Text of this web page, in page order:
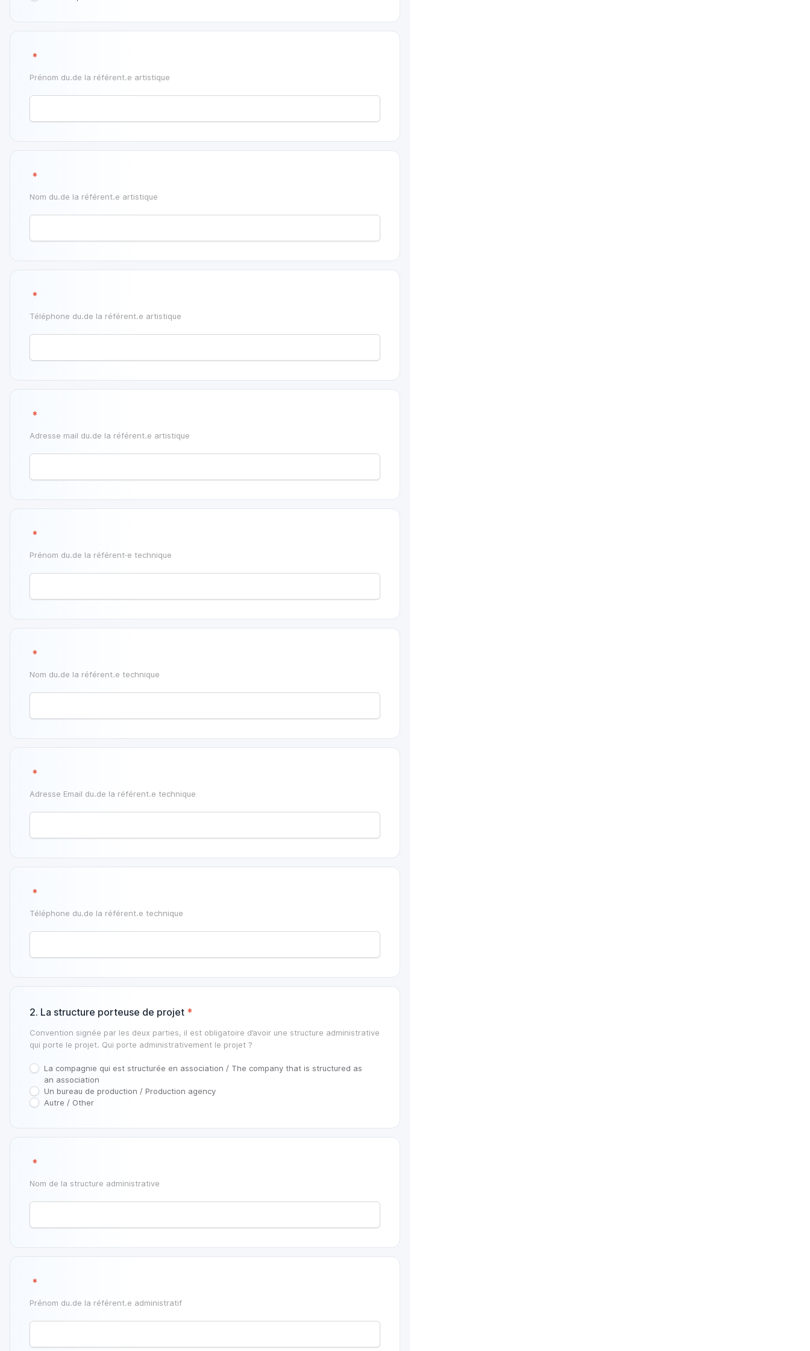
*
Prénom du.de la référent.e artistique
*
Nom du.de la référent.e artistique
*
‎‎Téléphone du.de la référent.e artistique
*
Adresse mail du.de la référent.e artistique
*
Prénom du.de la référent·e technique
*
Nom du.de la référent.e technique
*
Adresse Email du.de la référent.e technique
*
‎Téléphone du.de la référent.e technique
2. La structure porteuse de projet *
Convention signée par les deux parties, il est obligatoire d’avoir une structure administrative
qui porte le projet. Qui porte administrativement le projet ?
La compagnie qui est structurée en association / The company that is structured as
an association
Un bureau de production / Production agency
Autre / Other
*
Nom de la structure administrative
*
Prénom du.de la référent.e administratif